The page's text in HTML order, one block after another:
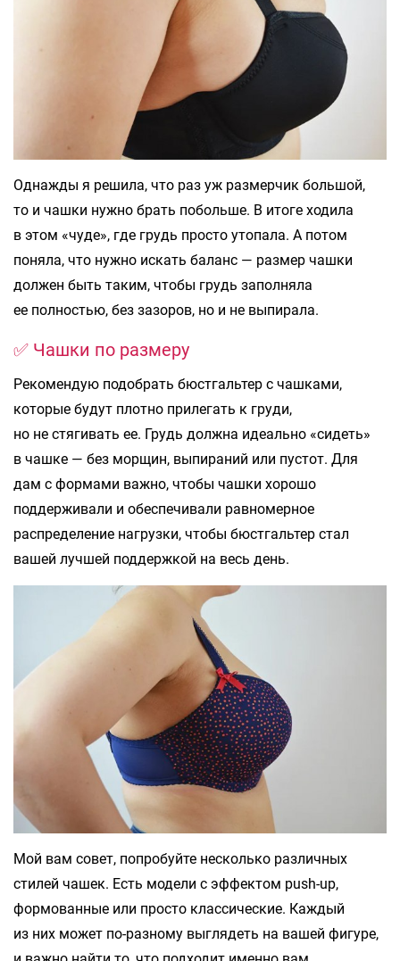
Однажды я решила, что раз уж размерчик большой,
то и чашки нужно брать побольше. В итоге ходила
в этом «чуде», где грудь просто утопала. А потом
поняла, что нужно искать баланс — размер чашки
должен быть таким, чтобы грудь заполняла
ее полностью, без зазоров, но и не выпирала.
✅ Чашки по размеру
Рекомендую подобрать бюстгальтер с чашками,
которые будут плотно прилегать к груди,
но не стягивать ее. Грудь должна идеально «сидеть»
в чашке — без морщин, выпираний или пустот. Для
дам с формами важно, чтобы чашки хорошо
поддерживали и обеспечивали равномерное
распределение нагрузки, чтобы бюстгальтер стал
вашей лучшей поддержкой на весь день.
Мой вам совет, попробуйте несколько различных
стилей чашек. Есть модели с эффектом push-up,
формованные или просто классические. Каждый
из них может по-разному выглядеть на вашей фигуре,